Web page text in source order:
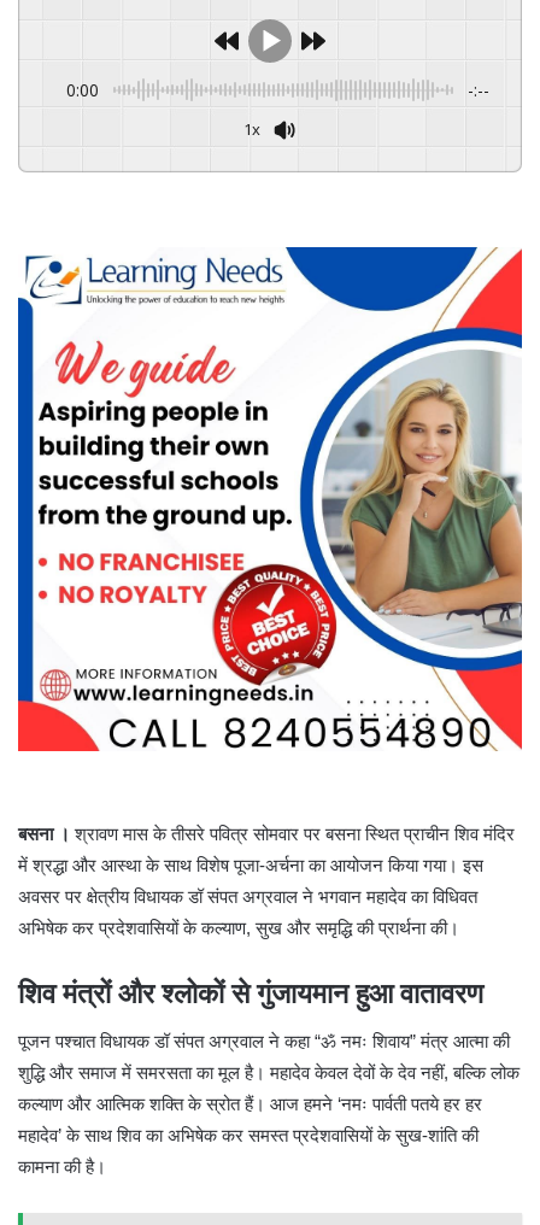
0:00 -:--
1x
बसना । श्रावण मास के तीसरे पवित्र सोमवार पर बसना स्थित प्राचीन शिव मंदिर
में श्रद्धा और आस्था के साथ विशेष पूजा-अर्चना का आयोजन किया गया। इस
अवसर पर क्षेत्रीय विधायक डॉ संपत अग्रवाल ने भगवान महादेव का विधिवत
अभिषेक कर प्रदेशवासियों के कल्याण, सुख और समृद्धि की प्रार्थना की।
शिव मंत्रों और श्लोकों से गुंजायमान हुआ वातावरण
पूजन पश्चात विधायक डॉ संपत अग्रवाल ने कहा “ॐ नमः शिवाय” मंत्र आत्मा की
शुद्धि और समाज में समरसता का मूल है। महादेव केवल देवों के देव नहीं, बल्कि लोक
कल्याण और आत्मिक शक्ति के स्रोत हैं। आज हमने ‘नमः पार्वती पतये हर हर
महादेव’ के साथ शिव का अभिषेक कर समस्त प्रदेशवासियों के सुख-शांति की
कामना की है।